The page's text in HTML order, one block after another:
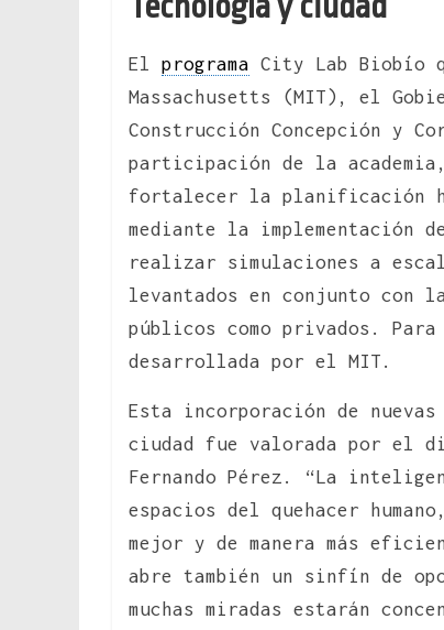
El programa City Lab Biobío
Massachusetts (MIT), el
Construcción Concepción y
participación de la
fortalecer la planificación
mediante la implementación
realizar simulaciones a
levantados en conjunto con
públicos como privados.
desarrollada por el MIT.
Esta incorporación de
ciudad fue valorada por el
Fernando Pérez. “La
espacios del quehacer
mejor y de manera más
abre también un sinfín de
muchas miradas estarán